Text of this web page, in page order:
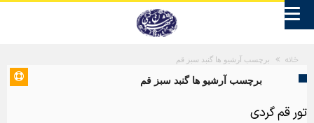
خانه برچسب آرشیو ها گنبد سبز قم
برچسب آرشیو ها گنبد سبز قم
تور قم گردی